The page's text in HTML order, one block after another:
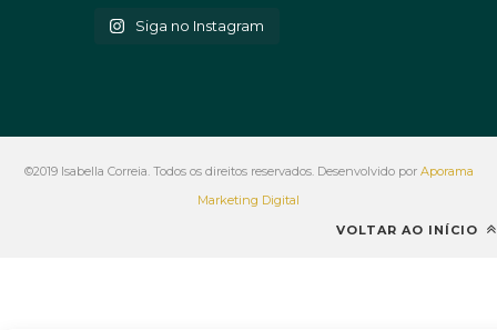
Siga no Instagram
©2019 Isabella Correia. Todos os direitos reservados. Desenvolvido por Aporama
Marketing Digital
VOLTAR AO INÍCIO